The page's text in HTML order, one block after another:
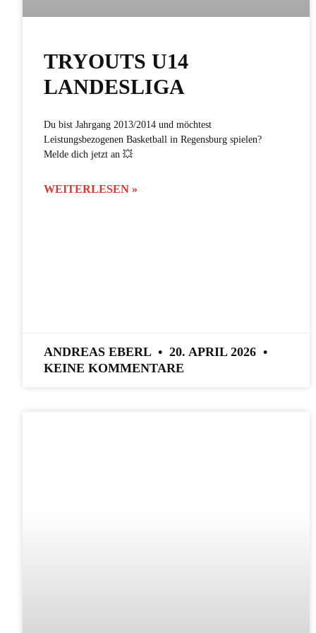
TRYOUTS U14
LANDESLIGA
Du bist Jahrgang 2013/2014 und möchtest
Leistungsbezogenen Basketball in Regensburg spielen?
Melde dich jetzt an 💥
WEITERLESEN »
ANDREAS EBERL
20. APRIL 2026
KEINE KOMMENTARE